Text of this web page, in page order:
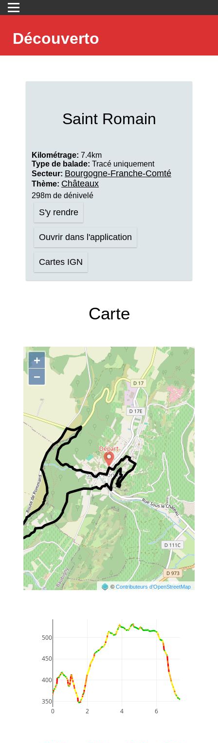
Découverto
Saint Romain
Kilométrage: 7.4km
Type de balade: Tracé uniquement
Secteur: Bourgogne-Franche-Comté
Thème: Châteaux
298m de dénivelé
S'y rendre
Ouvrir dans l'application
Cartes IGN
Carte
+
−
©Contributeurs d’OpenStreetMap
0 2 4 6
350
400
450
500